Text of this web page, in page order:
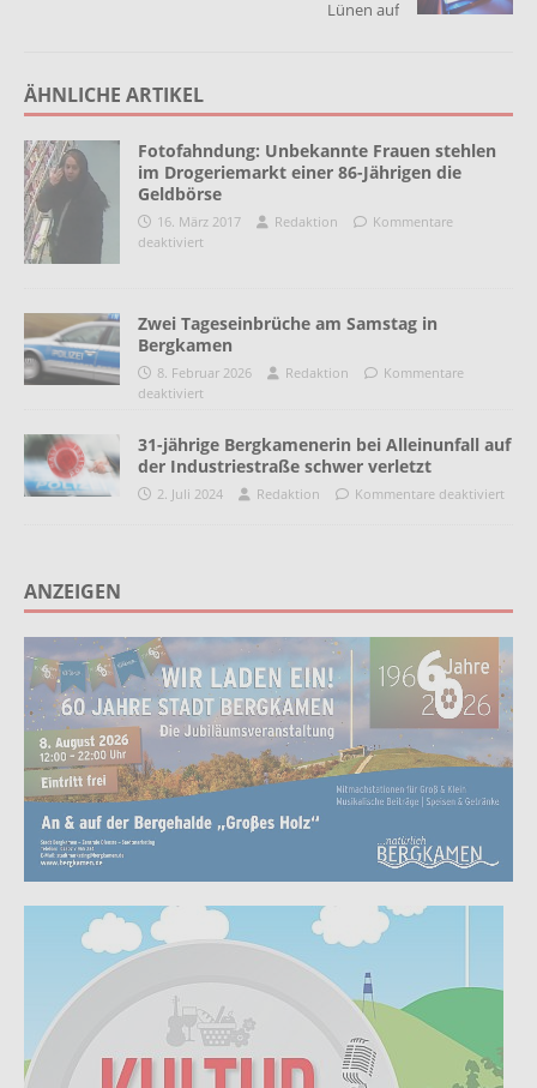
Lünen auf
ÄHNLICHE ARTIKEL
Fotofahndung: Unbekannte Frauen stehlen
im Drogeriemarkt einer 86-Jährigen die
Geldbörse
16. März 2017 Redaktion
Kommentare
deaktiviert
Zwei Tageseinbrüche am Samstag in
Bergkamen
8. Februar 2026 Redaktion
Kommentare
deaktiviert
31-jährige Bergkamenerin bei Alleinunfall auf
der Industriestraße schwer verletzt
2. Juli 2024 Redaktion Kommentare deaktiviert
ANZEIGEN